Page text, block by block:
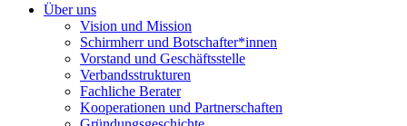
Über uns
Vision und Mission
Schirmherr und Botschafter*innen
Vorstand und Geschäftsstelle
Verbandsstrukturen
Fachliche Berater
Kooperationen und Partnerschaften